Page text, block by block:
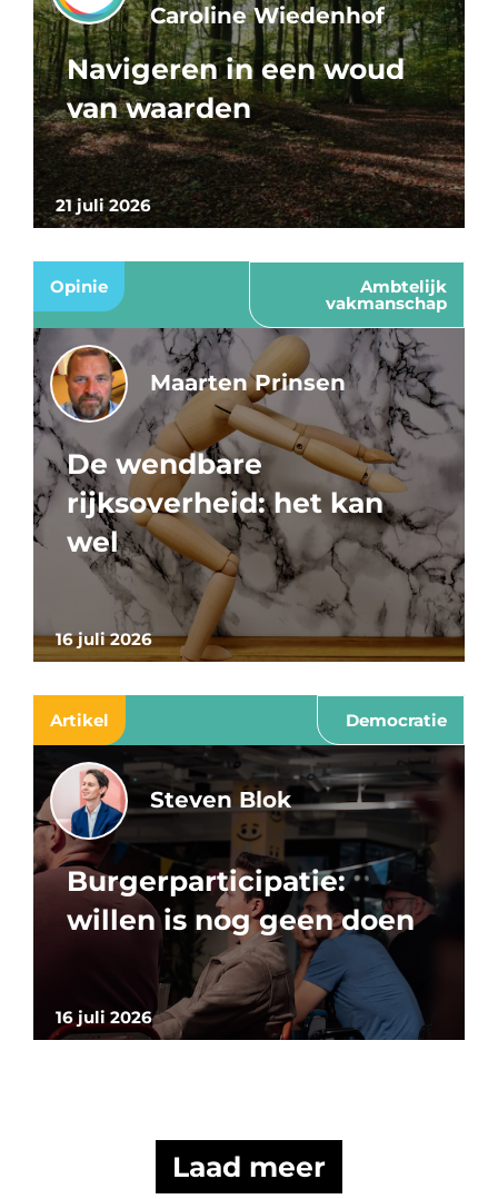
21 juli 2026
Caroline Wiedenhof
Navigeren in een woud
van waarden
Opinie Ambtelijk
vakmanschap
16 juli 2026
Maarten Prinsen
De wendbare
rijksoverheid: het kan
wel
Artikel Democratie
16 juli 2026
Steven Blok
Burgerparticipatie:
willen is nog geen doen
Laad meer